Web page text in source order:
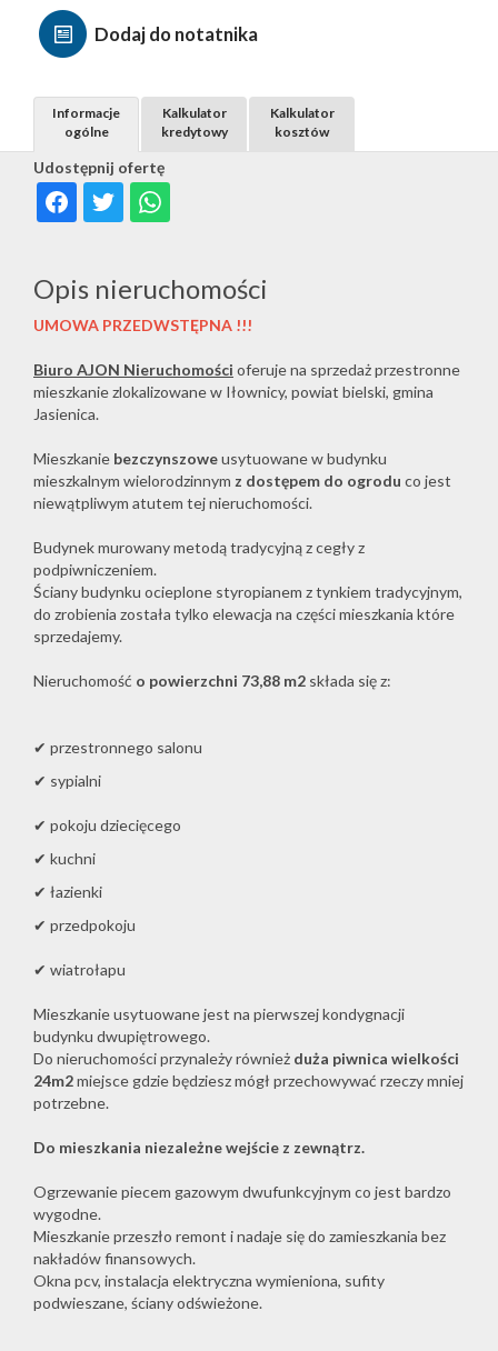
Dodaj do notatnika
Udostępnij ofertę
Informacje
ogólne
Kalkulator
kredytowy
Kalkulator
kosztów
Opis nieruchomości
UMOWA PRZEDWSTĘPNA !!!
Biuro AJON Nieruchomości oferuje na sprzedaż przestronne
mieszkanie zlokalizowane w Iłownicy, powiat bielski, gmina
Jasienica.
Mieszkanie bezczynszoweusytuowane w budynku
mieszkalnym wielorodzinnym z dostępem do ogrodu co jest
niewątpliwym atutem tej nieruchomości.
Budynek murowany metodą tradycyjną z cegły z
podpiwniczeniem.
Ściany budynku ocieplone styropianem z tynkiem tradycyjnym,
do zrobienia została tylko elewacja na części mieszkania które
sprzedajemy.
Nieruchomość o powierzchni 73,88 m2 składa się z:
✔ przestronnego salonu
✔ sypialni
✔ pokoju dziecięcego
✔ kuchni
✔ łazienki
✔ przedpokoju
✔ wiatrołapu
Mieszkanie usytuowane jest na pierwszej kondygnacji
budynku dwupiętrowego.
Do nieruchomości przynależy również duża piwnica wielkości
24m2miejsce gdzie będziesz mógł przechowywać rzeczy mniej
potrzebne.
Do mieszkania niezależne wejście z zewnątrz.
Ogrzewanie piecem gazowym dwufunkcyjnym co jest bardzo
wygodne.
Mieszkanie przeszło remont i nadaje się do zamieszkania bez
nakładów finansowych.
Okna pcv, instalacja elektryczna wymieniona, sufity
podwieszane, ściany odświeżone.